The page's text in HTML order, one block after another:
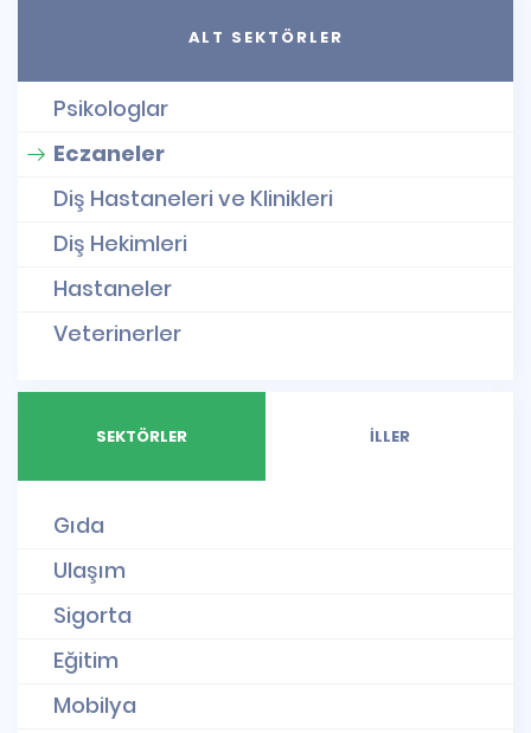
ALT SEKTÖRLER
Psikologlar
Eczaneler
Diş Hastaneleri ve Klinikleri
Diş Hekimleri
Hastaneler
Veterinerler
SEKTÖRLER İLLER
Gıda
Ulaşım
Sigorta
Eğitim
Mobilya